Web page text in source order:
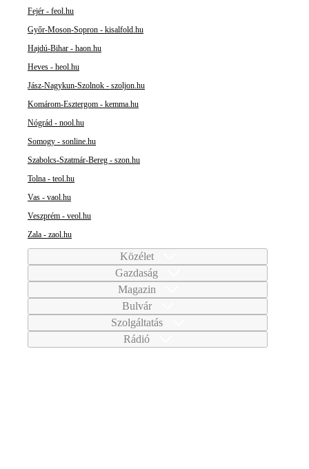
Fejér - feol.hu
Győr-Moson-Sopron - kisalfold.hu
Hajdú-Bihar - haon.hu
Heves - heol.hu
Jász-Nagykun-Szolnok - szoljon.hu
Komárom-Esztergom - kemma.hu
Nógrád - nool.hu
Somogy - sonline.hu
Szabolcs-Szatmár-Bereg - szon.hu
Tolna - teol.hu
Vas - vaol.hu
Veszprém - veol.hu
Zala - zaol.hu
Közélet
Gazdaság
Magazin
Bulvár
Szolgáltatás
Rádió